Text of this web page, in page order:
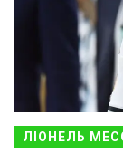
ЛІОНЕЛЬ